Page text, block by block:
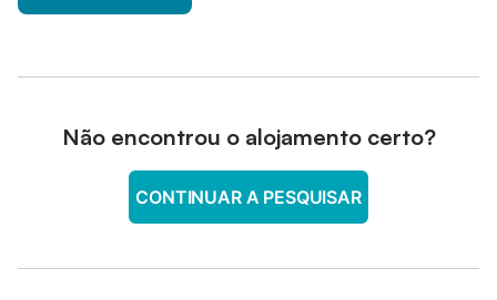
Não encontrou o alojamento certo?
CONTINUAR A PESQUISAR